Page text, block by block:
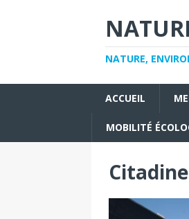
NATURE,
ACCUEIL
MOBILITÉ